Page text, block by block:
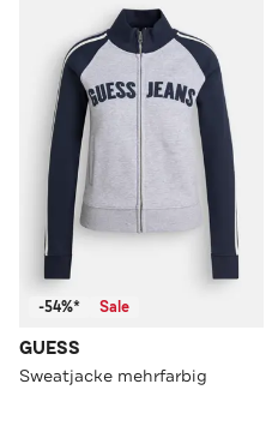
-54%* Sale
GUESS
Sweatjacke mehrfarbig